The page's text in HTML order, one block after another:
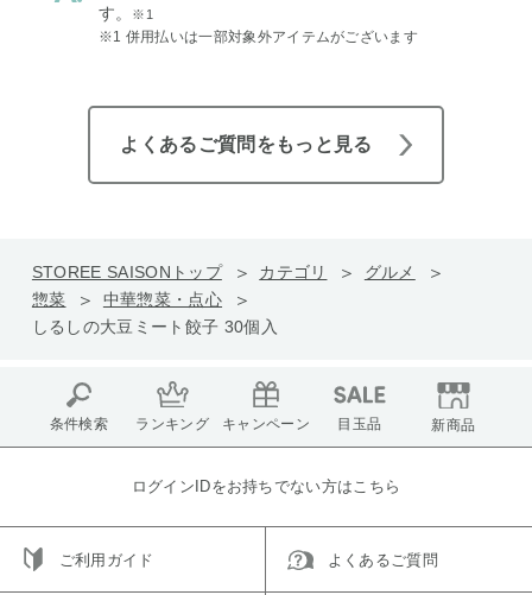
す。
※1
※1 併用払いは一部対象外アイテムがございます
よくあるご質問をもっと見る
STOREE SAISONトップ カテゴリ
グルメ
惣菜
中華惣菜・点心
しるしの大豆ミート餃子 30個入
条件検索 ランキング キャンペーン 目玉品 新商品
ログインIDをお持ちでない方はこちら
ご利用ガイド よくあるご質問